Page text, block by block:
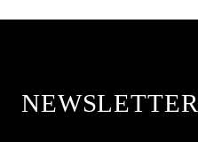
NEWSLETTER